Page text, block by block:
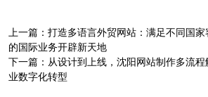
上一篇： 打造多语言外贸网站：满足不同国
的国际业务开辟新天地
下一篇： 从设计到上线，沈阳网站制作多流
业数字化转型